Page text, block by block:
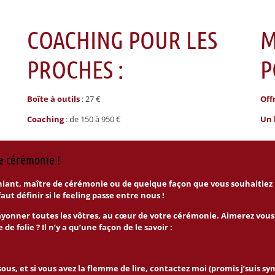
COACHING POUR LES
PROCHES :
Boîte à outils : 27 €
Coaching: de 150 à 950 €
Un
cérémonie !
maître de cérémonie ou de quelque façon que vous souhaitiez
définir si le feeling passe entre nous !
toutes les vôtres, au cœur de votre cérémonie. Aimerez
folie ? Il n’y a qu’une façon de le savoir :
et si vous avez la flemme de lire, contactez moi (promis j’suis